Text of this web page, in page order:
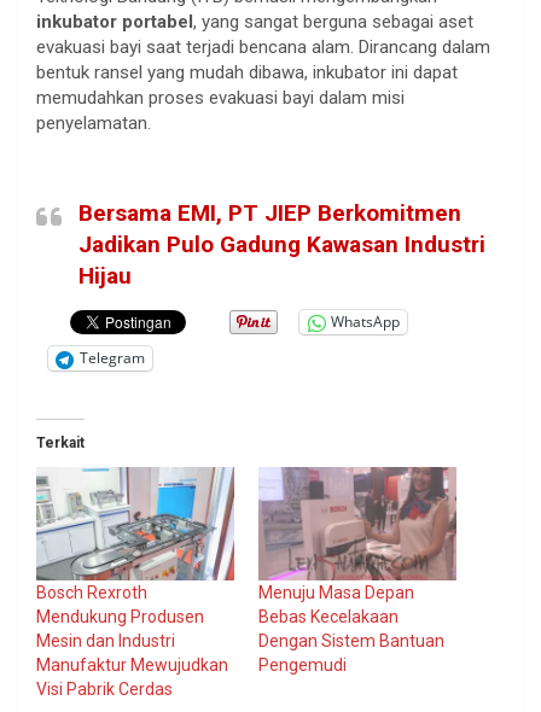
inkubator portabel, yang sangat berguna sebagai aset
evakuasi bayi saat terjadi bencana alam. Dirancang dalam
bentuk ransel yang mudah dibawa, inkubator ini dapat
memudahkan proses evakuasi bayi dalam misi
penyelamatan.
Bersama EMI, PT JIEP Berkomitmen
Jadikan Pulo Gadung Kawasan Industri
Hijau
WhatsApp
Telegram
Terkait
Bosch Rexroth
Mendukung Produsen
Mesin dan Industri
Manufaktur Mewujudkan
Visi Pabrik Cerdas
Menuju Masa Depan
Bebas Kecelakaan
Dengan Sistem Bantuan
Pengemudi